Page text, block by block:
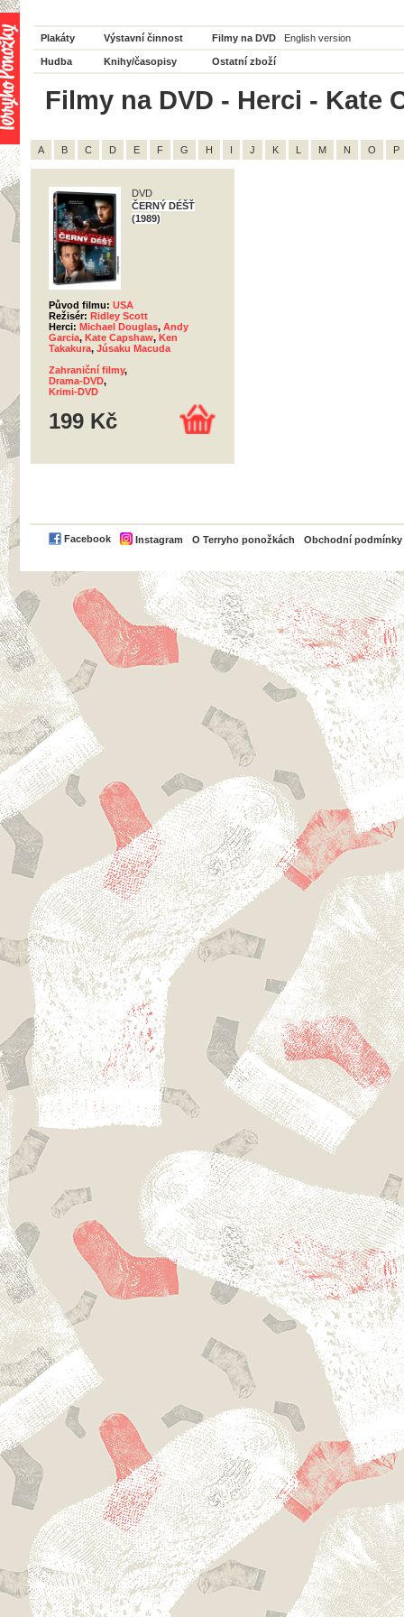
Plakáty Výstavní činnost Filmy na DVD English version
Hudba Knihy/časopisy Ostatní zboží
Filmy na DVD - Herci - Kate
A B C D E F G H I J K L M N O P
DVD
ČERNÝ DÉŠŤ
(1989)
Původ filmu: USA
Režisér: Ridley Scott
Herci: Michael Douglas, Andy
Garcia, Kate Capshaw, Ken
Takakura, Júsaku Macuda
Zahraniční filmy,
Drama-DVD,
Krimi-DVD
199 Kč
Facebook Instagram O Terryho ponožkách Obchodní podmínky
PayPal